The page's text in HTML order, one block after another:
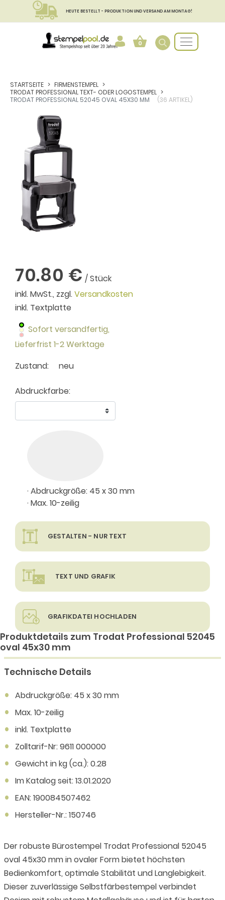
HEUTE BESTELLT - PRODUKTION UND VERSAND AM MONTAG!
0
STARTSEITE
FIRMENSTEMPEL
TRODAT PROFESSIONAL TEXT- ODER LOGOSTEMPEL
TRODAT PROFESSIONAL 52045 OVAL 45X30 MM
(36 ARTIKEL)
70.80 € / Stück
inkl. MwSt., zzgl.Versandkosten
inkl. Textplatte
Sofort versandfertig,
Lieferfrist 1-2 Werktage
Zustand:
neu
Abdruckfarbe:
· Abdruckgröße: 45 x 30 mm
· Max. 10-zeilig
GESTALTEN - NUR TEXT
TEXT UND GRAFIK
GRAFIKDATEI HOCHLADEN
Produktdetails zum Trodat Professional 52045
oval 45x30 mm
Technische Details
Abdruckgröße: 45 x 30 mm
Max. 10-zeilig
inkl. Textplatte
Zolltarif-Nr: 9611 000000
Gewicht in kg (ca.): 0.28
Im Katalog seit: 13.01.2020
EAN: 190084507462
Hersteller-Nr.: 150746
Der robuste Bürostempel Trodat Professional 52045
oval 45x30 mm in ovaler Form bietet höchsten
Bedienkomfort, optimale Stabilität und Langlebigkeit.
Dieser zuverlässige Selbstfärbestempel verbindet